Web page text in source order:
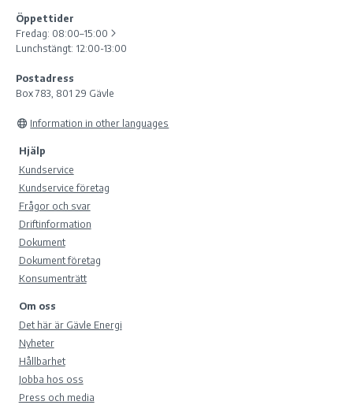
Öppettider
Fredag: 08:00–15:00
Lunchstängt: 12:00-13:00
Postadress
Box 783, 801 29 Gävle
Information in other languages
Hjälp
Kundservice
Kundservice företag
Frågor och svar
Driftinformation
Dokument
Dokument företag
Konsumenträtt
Om oss
Det här är Gävle Energi
Nyheter
Hållbarhet
Jobba hos oss
Press och media